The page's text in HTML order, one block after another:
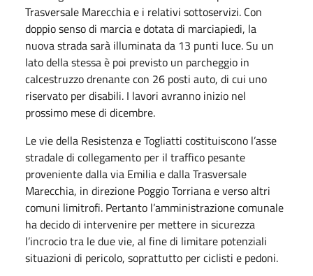
Trasversale Marecchia e i relativi sottoservizi. Con
doppio senso di marcia e dotata di marciapiedi, la
nuova strada sarà illuminata da 13 punti luce. Su un
lato della stessa è poi previsto un parcheggio in
calcestruzzo drenante con 26 posti auto, di cui uno
riservato per disabili. I lavori avranno inizio nel
prossimo mese di dicembre.
Le vie della Resistenza e Togliatti costituiscono l’asse
stradale di collegamento per il traffico pesante
proveniente dalla via Emilia e dalla Trasversale
Marecchia, in direzione Poggio Torriana e verso altri
comuni limitrofi. Pertanto l’amministrazione comunale
ha decido di intervenire per mettere in sicurezza
l’incrocio tra le due vie, al fine di limitare potenziali
situazioni di pericolo, soprattutto per ciclisti e pedoni.